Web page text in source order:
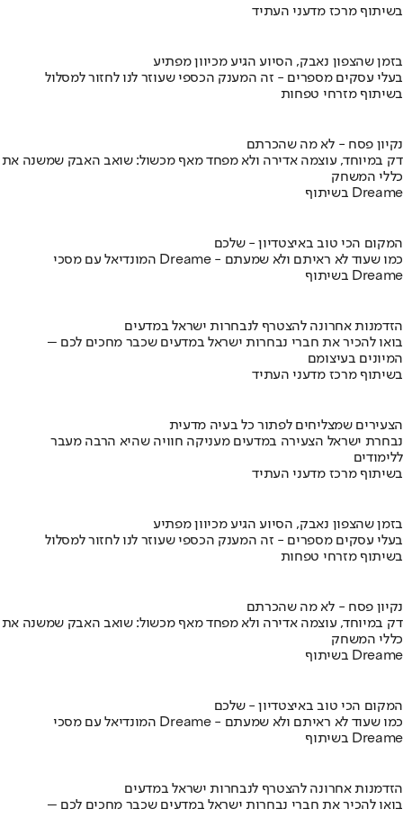
בשיתוף מרכז מדעני העתיד
בזמן שהצפון נאבק, הסיוע הגיע מכיוון מפתיע
בעלי עסקים מספרים - זה המענק הכספי שעוזר לנו לחזור למסלול
בשיתוף מזרחי טפחות
נקיון פסח - לא מה שהכרתם
דק במיוחד, עוצמה אדירה ולא מפחד מאף מכשול: שואב האבק שמשנה את
כללי המשחק
בשיתוף Dreame
המקום הכי טוב באיצטדיון - שלכם
המונדיאל עם מסכי Dreame - כמו שעוד לא ראיתם ולא שמעתם
בשיתוף Dreame
הזדמנות אחרונה להצטרף לנבחרות ישראל במדעים
בואו להכיר את חברי נבחרות ישראל במדעים שכבר מחכים לכם –
המיונים בעיצומם
בשיתוף מרכז מדעני העתיד
הצעירים שמצליחים לפתור כל בעיה מדעית
נבחרת ישראל הצעירה במדעים מעניקה חוויה שהיא הרבה מעבר
ללימודים
בשיתוף מרכז מדעני העתיד
בזמן שהצפון נאבק, הסיוע הגיע מכיוון מפתיע
בעלי עסקים מספרים - זה המענק הכספי שעוזר לנו לחזור למסלול
בשיתוף מזרחי טפחות
נקיון פסח - לא מה שהכרתם
דק במיוחד, עוצמה אדירה ולא מפחד מאף מכשול: שואב האבק שמשנה את
כללי המשחק
בשיתוף Dreame
המקום הכי טוב באיצטדיון - שלכם
המונדיאל עם מסכי Dreame - כמו שעוד לא ראיתם ולא שמעתם
בשיתוף Dreame
הזדמנות אחרונה להצטרף לנבחרות ישראל במדעים
בואו להכיר את חברי נבחרות ישראל במדעים שכבר מחכים לכם –